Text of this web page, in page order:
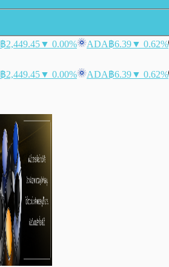
฿2,449.45▼ 0.00% ADA฿6.39▼ 0.62%
฿2,449.45▼ 0.00% ADA฿6.39▼ 0.62%